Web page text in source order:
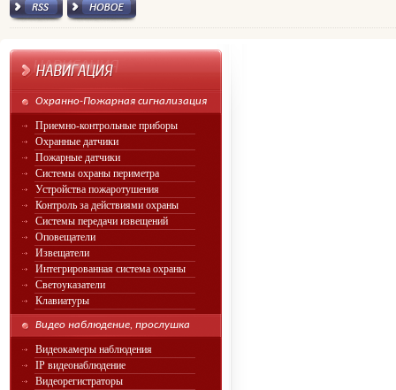
RSS канал Новое
Охранно-Пожарная сигнализация
Приемно-контрольные приборы
Охранные датчики
Пожарные датчики
Системы охраны периметра
Устройства пожаротушения
Контроль за действиями охраны
Системы передачи извещений
Оповещатели
Извещатели
Интегрированная система охраны
Светоуказатели
Клавиатуры
Видео наблюдение, прослушка
Видеокамеры наблюдения
IP видеонаблюдение
Видеорегистраторы